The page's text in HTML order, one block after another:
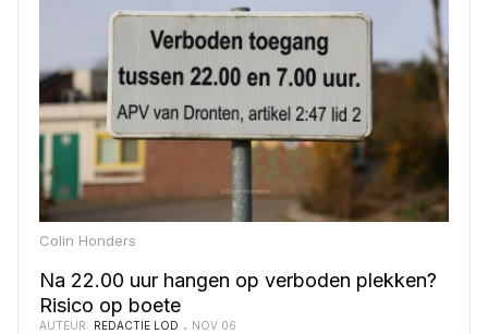
Colin Honders
Na 22.00 uur hangen op verboden plekken?
Risico op boete
AUTEUR: REDACTIE LOD NOV 06